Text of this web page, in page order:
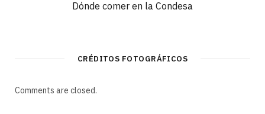
Dónde comer en la Condesa
CRÉDITOS FOTOGRÁFICOS
Comments are closed.